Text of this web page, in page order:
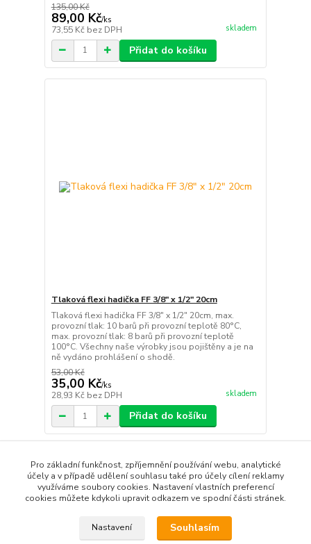
135,00 Kč
89,00 Kč/ks
73,55 Kč bez DPH skladem
Přidat do košíku
Tlaková flexi hadička FF 3/8" x 1/2" 20cm
Tlaková flexi hadička FF 3/8" x 1/2" 20cm, max.
provozní tlak: 10 barů při provozní teplotě 80°C,
max. provozní tlak: 8 barů při provozní teplotě
100°C. Všechny naše výrobky jsou pojištěny a je na
ně vydáno prohlášení o shodě.
53,00 Kč
35,00 Kč/ks
28,93 Kč bez DPH skladem
Přidat do košíku
strana z 1
Pro základní funkčnost, zpříjemnění používání webu, analytické
účely a v případě udělení souhlasu také pro účely cílení reklamy
využíváme soubory cookies. Nastavení vlastních preferencí
cookies můžete kdykoli upravit odkazem ve spodní části stránek.
Nastavení Souhlasím